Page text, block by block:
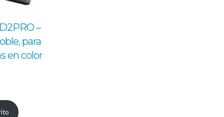
–
para
en color